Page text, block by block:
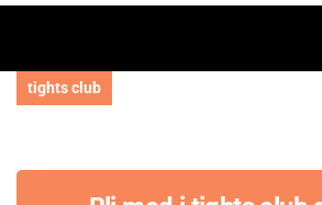
tights club